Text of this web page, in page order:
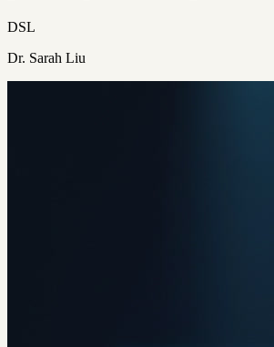
DSL
Dr. Sarah Liu